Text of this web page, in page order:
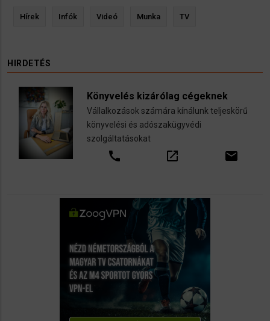
Hírek Infók Videó Munka TV
HIRDETÉS
Könyvelés kizárólag cégeknek
Vállalkozások számára kínálunk teljeskörű
könyvelési és adószakügyvédi
szolgáltatásokat
call open_in_new email